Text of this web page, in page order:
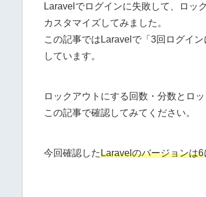
Laravelでログインに失敗して、ロッ
カスタマイズしてみました。
この記事ではLaravelで「3回ログイ
しています。
ロックアウトにする回数・分数とロ
この記事で確認してみてください。
今回確認したLaravelのバージョンは6